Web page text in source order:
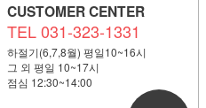
CUSTOMER CENTER
TEL 031-323-1331
하절기(6,7,8월) 평일10~16시
그 외 평일 10~17시
점심 12:30~14:00